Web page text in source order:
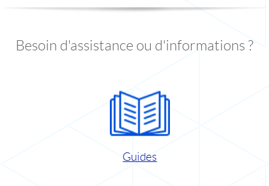
Besoin d'assistance ou d'informations ?
Guides